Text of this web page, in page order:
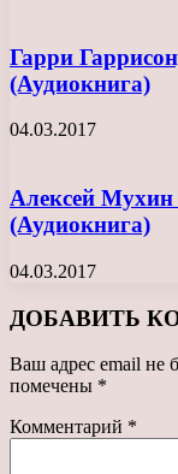
Гарри
(Аудиокнига)
04.03.2017
Алексей
(Аудиокнига)
04.03.2017
ДОБАВИТЬ
Ваш адрес email не
помечены *
Комментарий *